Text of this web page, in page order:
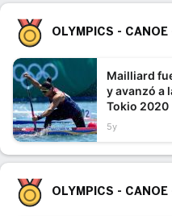
OLYMPICS - CANOE
Mailliard
y avanzó a
Tokio 2020
5y
OLYMPICS - CANOE